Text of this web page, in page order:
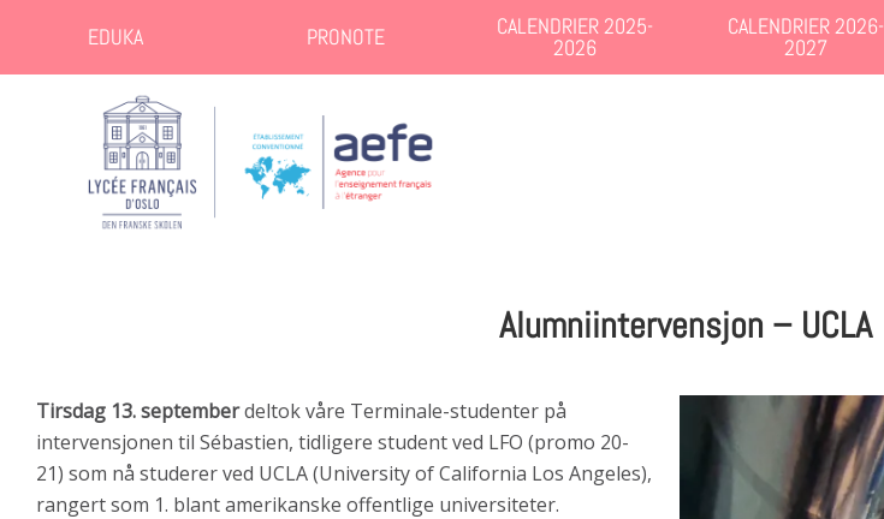
EDUKA PRONOTE CALENDRIER 2025-
2026
CALENDRIER 2026-
2027
Alumniintervensjon – UCLA
Tirsdag 13. septemberdeltok våre Terminale-studenter på
intervensjonen til Sébastien, tidligere student ved LFO (promo 20-
21) som nå studerer ved UCLA (University of California Los Angeles),
rangert som 1. blant amerikanske offentlige universiteter.